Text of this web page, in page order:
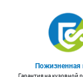
Пожизненная
Гарантия на кузовной